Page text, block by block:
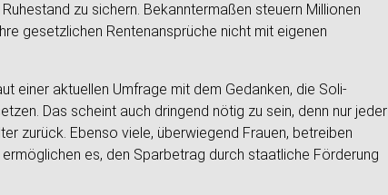
zu sichern. Bekanntermaßen steuern Millionen
gesetzlichen Rentenansprüche nicht mit eigenen
einer aktuellen Umfrage mit dem Gedanken, die Soli-
Das scheint auch dringend nötig zu sein, denn nur jeder
zurück. Ebenso viele, überwiegend Frauen, betreiben
es, den Sparbetrag durch staatliche Förderung